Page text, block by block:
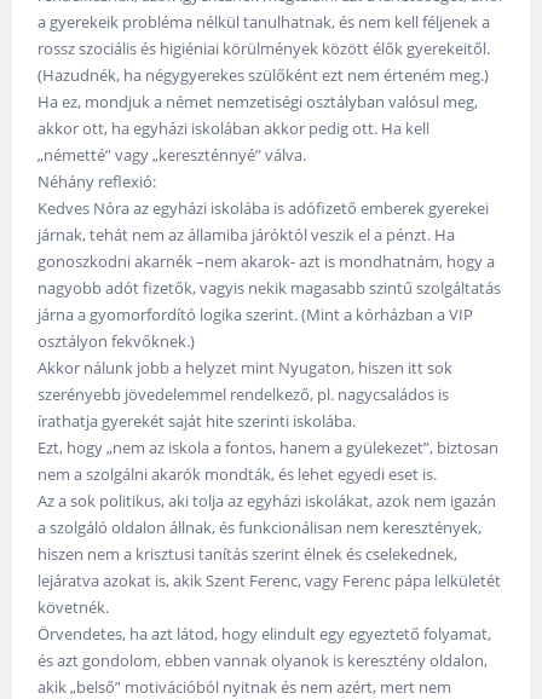
a gyerekeik probléma nélkül tanulhatnak, és nem kell féljenek a
rossz szociális és higiéniai körülmények között élők gyerekeitől.
(Hazudnék, ha négygyerekes szülőként ezt nem érteném meg.)
Ha ez, mondjuk a német nemzetiségi osztályban valósul meg,
akkor ott, ha egyházi iskolában akkor pedig ott. Ha kell
„németté” vagy „kereszténnyé” válva.
Néhány reflexió:
Kedves Nóra az egyházi iskolába is adófizető emberek gyerekei
járnak, tehát nem az államiba járóktól veszik el a pénzt. Ha
gonoszkodni akarnék –nem akarok- azt is mondhatnám, hogy a
nagyobb adót fizetők, vagyis nekik magasabb szintű szolgáltatás
járna a gyomorfordító logika szerint. (Mint a kórházban a VIP
osztályon fekvőknek.)
Akkor nálunk jobb a helyzet mint Nyugaton, hiszen itt sok
szerényebb jövedelemmel rendelkező, pl. nagycsaládos is
írathatja gyerekét saját hite szerinti iskolába.
Ezt, hogy „nem az iskola a fontos, hanem a gyülekezet”, biztosan
nem a szolgálni akarók mondták, és lehet egyedi eset is.
Az a sok politikus, aki tolja az egyházi iskolákat, azok nem igazán
a szolgáló oldalon állnak, és funkcionálisan nem keresztények,
hiszen nem a krisztusi tanítás szerint élnek és cselekednek,
lejáratva azokat is, akik Szent Ferenc, vagy Ferenc pápa lelkületét
követnék.
Örvendetes, ha azt látod, hogy elindult egy egyeztető folyamat,
és azt gondolom, ebben vannak olyanok is keresztény oldalon,
akik „belső” motivációból nyitnak és nem azért, mert nem